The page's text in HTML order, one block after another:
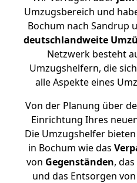
Umzugsbereich und
Bochum nach Sandrup
deutschlandweite
Netzwerk besteht
Umzugshelfern, die
alle Aspekte eines
Von der Planung über
Einrichtung Ihres
Die Umzugshelfer
in Bochum wie das
von Gegenständen,
und das Entsorgen